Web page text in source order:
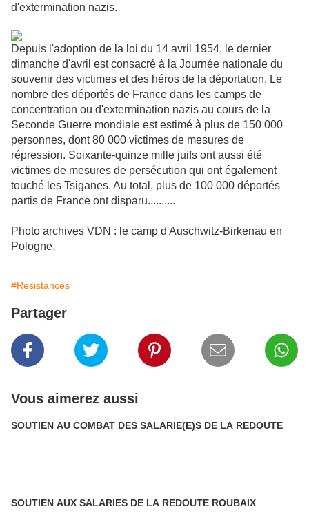
d'extermination nazis.
Depuis l'adoption de la loi du 14 avril 1954, le dernier
dimanche d'avril est consacré à la Journée nationale du
souvenir des victimes et des héros de la déportation. Le
nombre des déportés de France dans les camps de
concentration ou d'extermination nazis au cours de la
Seconde Guerre mondiale est estimé à plus de 150 000
personnes, dont 80 000 victimes de mesures de
répression. Soixante-quinze mille juifs ont aussi été
victimes de mesures de persécution qui ont également
touché les Tsiganes. Au total, plus de 100 000 déportés
partis de France ont disparu..........
Photo archives VDN : le camp d'Auschwitz-Birkenau en
Pologne.
#Resistances
Partager
Vous aimerez aussi
SOUTIEN AU COMBAT DES SALARIE(E)S DE LA REDOUTE
SOUTIEN AUX SALARIES DE LA REDOUTE ROUBAIX